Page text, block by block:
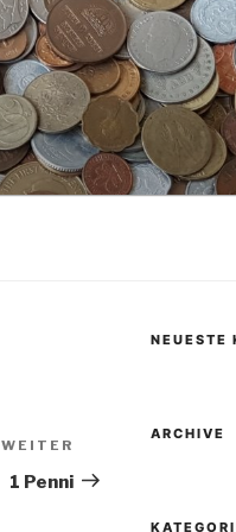
Beitrag
WEITER
1 Penni
NEUESTE
ARCHIVE